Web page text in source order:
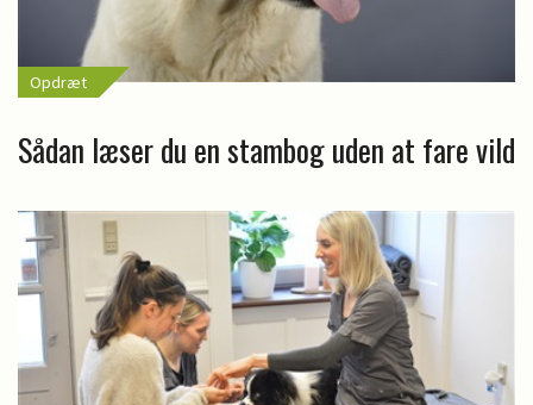
Opdræt
Sådan læser du en stambog uden at fare vild